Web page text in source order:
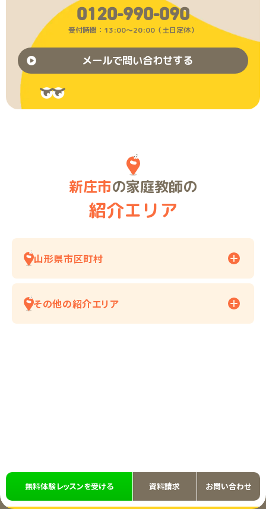
0120-990-090
受付時間：13:00〜20:00（土日定休）
メールで問い合わせする
新庄市の家庭教師の
紹介エリア
山形県市区町村
その他の紹介エリア
無料体験レッスンを受ける 資料請求 お問い合わせ